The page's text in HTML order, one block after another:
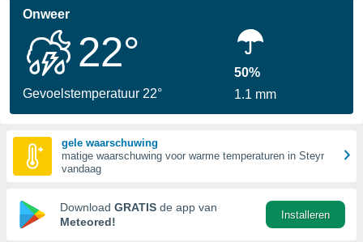
door
verstrekte
hoge
hebt de
voor
op basis
Onweer
22°
Gevoelstemperatuur 22°
50%
1.1 mm
gele waarschuwing
matige waarschuwing voor warme temperaturen in Steyr
vandaag
Download GRATIS de app van
Meteored!
Installeren